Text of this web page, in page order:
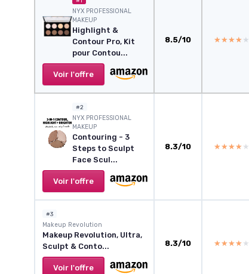
NYX PROFESSIONAL
MAKEUP
Highlight &
Contour Pro, Kit
pour Contou...
Voir l'offre
8.5/10 ★★★★★
★★★★★
#2
NYX PROFESSIONAL
MAKEUP
Contouring - 3
Steps to Sculpt
Face Scul...
Voir l'offre
8.3/10 ★★★★★
★★★★★
#3
Makeup Revolution
Makeup Revolution, Ultra,
Sculpt & Conto...
Voir l'offre
8.3/10 ★★★★★
★★★★★